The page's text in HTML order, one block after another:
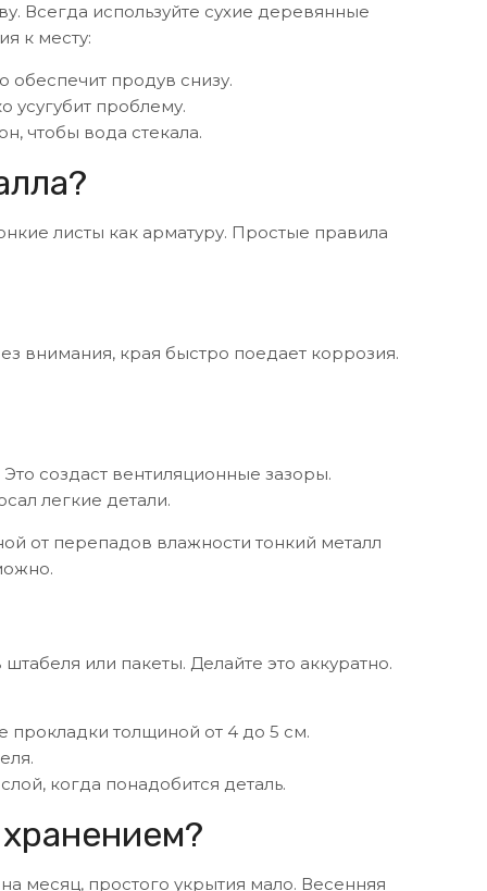
Всегда используйте сухие деревянные
к месту:
обеспечит продув снизу.
усугубит проблему.
чтобы вода стекала.
листы как арматуру. Простые правила
внимания, края быстро поедает коррозия.
создаст вентиляционные зазоры.
легкие детали.
от перепадов влажности тонкий металл
или пакеты. Делайте это аккуратно.
толщиной от 4 до 5 см.
когда понадобится деталь.
месяц, простого укрытия мало. Весенняя